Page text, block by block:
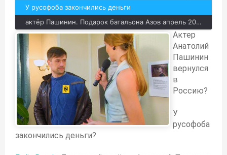
У русофоба закончились деньги
актёр Пашинин. Подарок батальона Азов апрель 2015
Актер
Анатолий
Пашинин
вернулся
в
Россию?
У
русофоба
закончились деньги?